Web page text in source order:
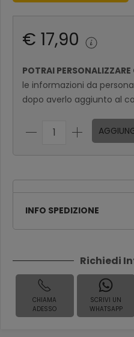
€ 17,90
POTRAI
le informazioni da
dopo averlo aggiunto al
INFO SPEDIZIONE
Richiedi
CHIAMA
ADESSO
SCRIVI UN
WHATSAPP